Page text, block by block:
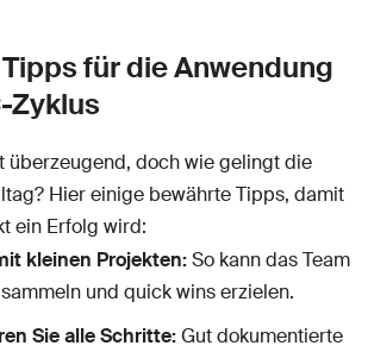
für die Anwendung
Zyklus
überzeugend, doch wie gelingt die
Hier einige bewährte Tipps, damit
ein Erfolg wird:
kleinen Projekten:So kann das Team
und quick wins erzielen.
Sie alle Schritte:Gut dokumentierte